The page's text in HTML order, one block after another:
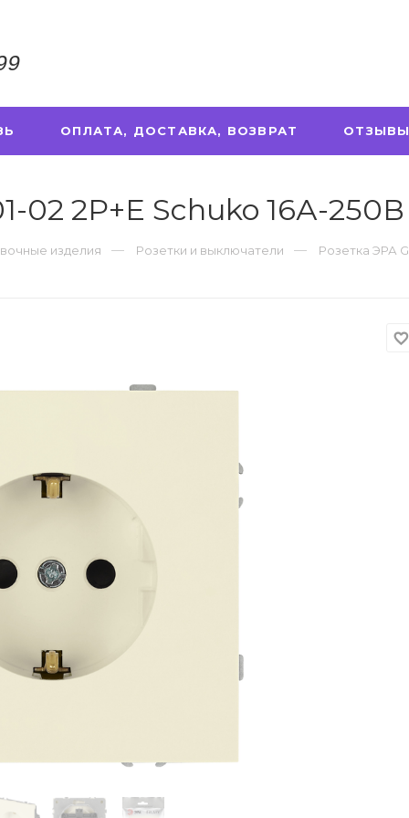
ОПЛАТА, ДОСТАВКА, ВОЗВРАТ
02 2P+E Schuko 16А-
изделия Розетки и выключатели Розетка ЭРА
favorite_border